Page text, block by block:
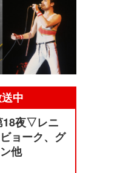
中
18夜▽レニ
ョーク、グ
他